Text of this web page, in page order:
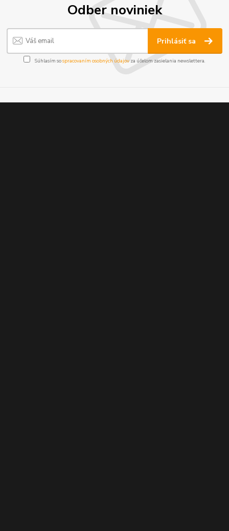
Odber noviniek
Prihlásiť sa
Súhlasím sospracovaním osobných údajov za účelom zasielania newslettera.